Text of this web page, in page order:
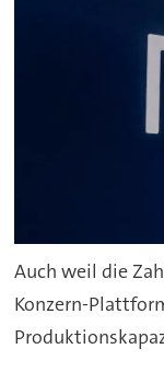
Auch weil die
Konzern-